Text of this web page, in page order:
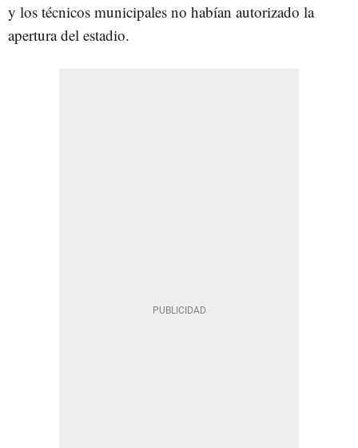
y los técnicos municipales no habían autorizado la
apertura del estadio.